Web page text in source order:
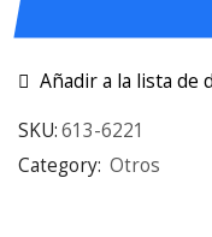
Añadir a la lista de
SKU:613-6221
Category: Otros